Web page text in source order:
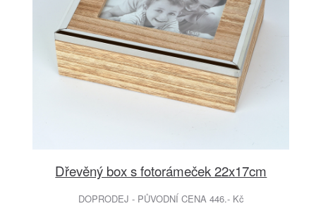
Dřevěný box s fotorámeček 22x17cm
DOPRODEJ - PŮVODNÍ CENA 446.- Kč